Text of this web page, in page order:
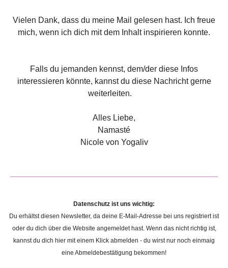
Vielen Dank, dass du meine Mail gelesen hast. Ich freue
mich, wenn ich dich mit dem Inhalt inspirieren konnte.
Falls du jemanden kennst, dem/der diese Infos
interessieren könnte, kannst du diese Nachricht gerne
weiterleiten.
Alles Liebe,
Namasté
Nicole von Yogaliv
Datenschutz ist uns wichtig:
Du erhältst diesen Newsletter, da deine E-Mail-Adresse bei uns registriert ist
oder du dich über die Website angemeldet hast. Wenn das nicht richtig ist,
kannst du dich hier mit einem Klick abmelden - du wirst nur noch einmaig
eine Abmeldebestätigung bekommen!